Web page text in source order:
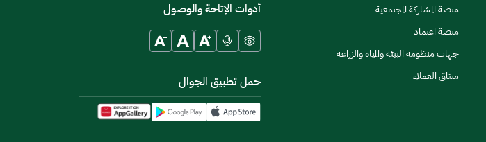
منصة المشاركة المجتمعية
منصة اعتماد
جهات منظومة البيئة والمياه والزراعة
ميثاق العملاء
أدوات الإتاحة والوصول
حمل تطبيق الجوال